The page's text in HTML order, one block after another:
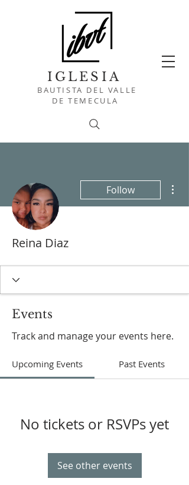
IGLESIA
BAUTISTA DEL VALLE
DE TEMECULA
Follow
Reina Diaz
Events
Track and manage your events here.
Upcoming Events Past Events
No tickets or RSVPs yet
See other events